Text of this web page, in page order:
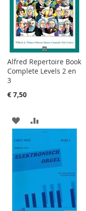
VERGELIJKEN
Alfred Repertoire Book
Complete Levels 2 en
3
€ 7,50
AAN
VERLANGLIJST
TOEVOEGEN
OM
TE
VERGELIJKEN